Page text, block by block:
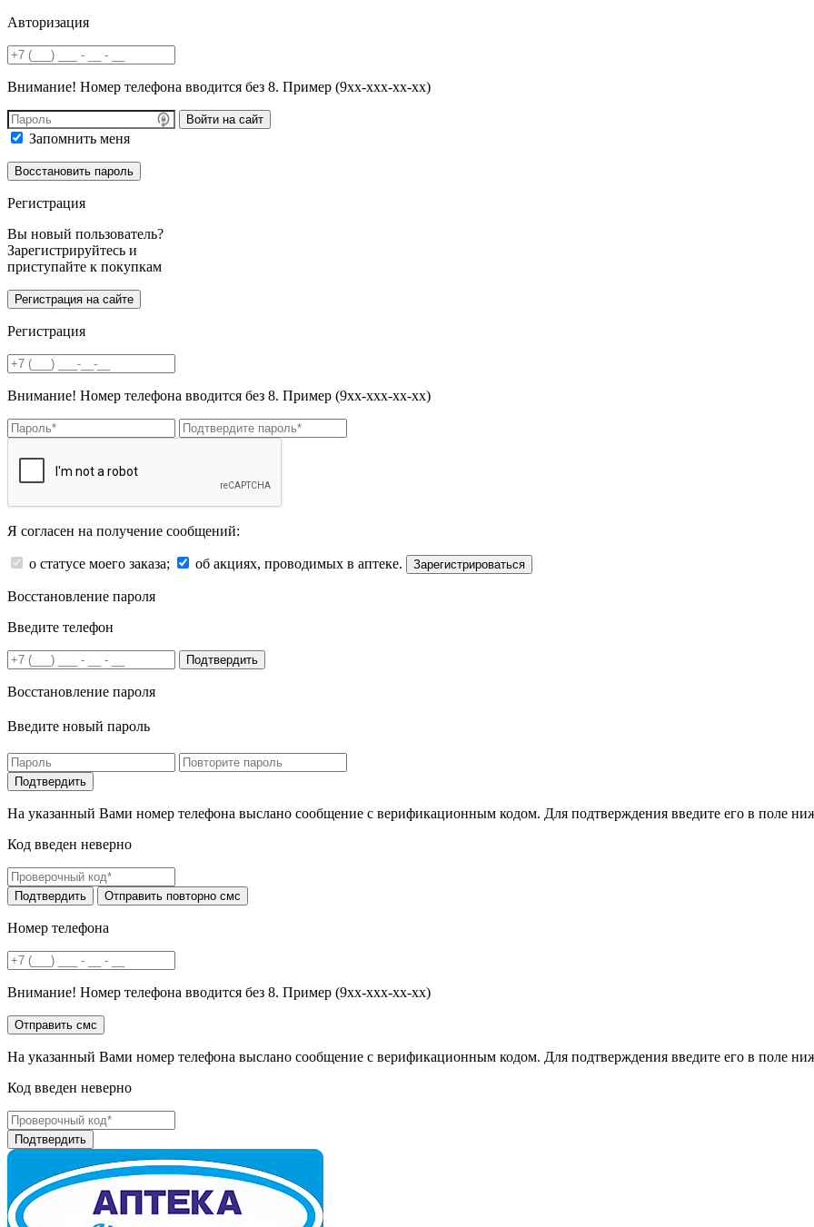
Авторизация
Внимание! Номер телефона вводится без 8. Пример (9хх-ххх-хх-хх)
Войти на сайт
Запомнить меня
Регистрация
Вы новый пользователь?
Зарегистрируйтесь и
приступайте к покупкам
Регистрация
Внимание! Номер телефона вводится без 8. Пример (9хх-ххх-хх-хх)
Я согласен на получение сообщений:
о статусе моего заказа; об акциях, проводимых в аптеке. Зарегистрироваться
Восстановление пароля
Введите телефон
Подтвердить
Восстановление пароля
Введите новый пароль
На указанный Вами номер телефона выслано сообщение с верификационным кодом. Для подтверждения введите его в поле
Код введен неверно
Номер телефона
Внимание! Номер телефона вводится без 8. Пример (9хх-ххх-хх-хх)
На указанный Вами номер телефона выслано сообщение с верификационным кодом. Для подтверждения введите его в поле
Код введен неверно